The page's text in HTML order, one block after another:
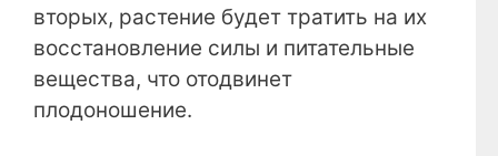
вторых, растение будет тратить на их
восстановление силы и питательные
вещества, что отодвинет
плодоношение.